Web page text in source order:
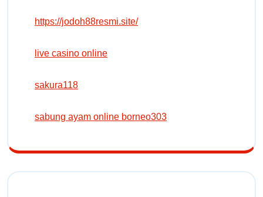
https://jodoh88resmi.site/
live casino online
sakura118
sabung ayam online borneo303